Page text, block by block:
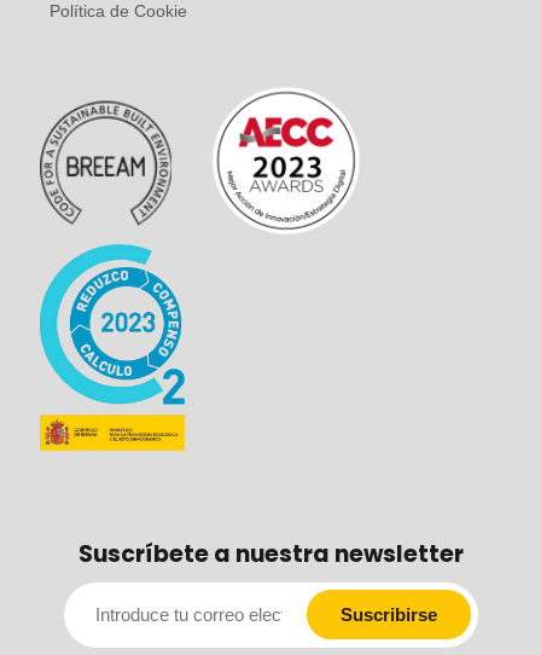
Política de Cookie
Suscríbete a nuestra newsletter